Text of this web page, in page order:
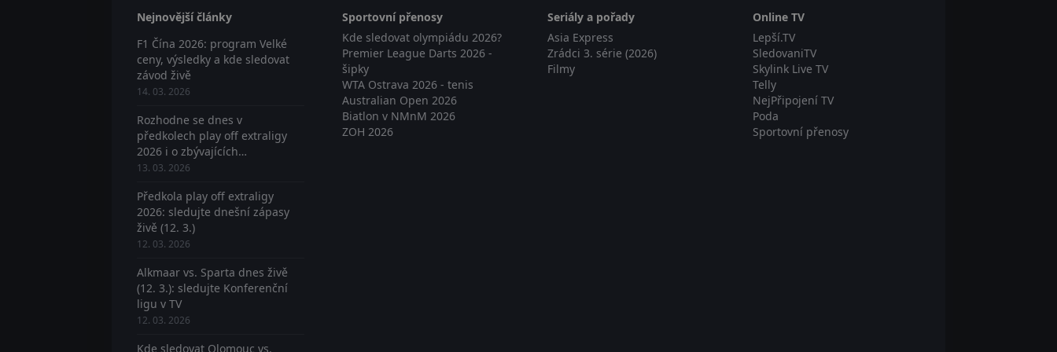
Nejnovější články
F1 Čína 2026: program Velké
ceny, výsledky a kde sledovat
závod živě
14. 03. 2026
Rozhodne se dnes v
předkolech play off extraligy
2026 i o zbývajících
postupujících? Sledujte živě
13. 03. 2026
Předkola play off extraligy
2026: sledujte dnešní zápasy
živě (12. 3.)
12. 03. 2026
Alkmaar vs. Sparta dnes živě
(12. 3.): sledujte Konferenční
ligu v TV
12. 03. 2026
Kde sledovat Olomouc vs.
Sportovní přenosy
Kde sledovat olympiádu 2026?
Premier League Darts 2026 -
šipky
WTA Ostrava 2026 - tenis
Australian Open 2026
Biatlon v NMnM 2026
ZOH 2026
Seriály a pořady
Asia Express
Zrádci 3. série (2026)
Filmy
Online TV
Lepší.TV
SledovaniTV
Skylink Live TV
Telly
NejPřipojení TV
Poda
Sportovní přenosy